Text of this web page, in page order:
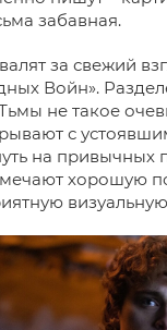
забавная.
за свежий
Войн».
не такое
с
на привычных
хорошую